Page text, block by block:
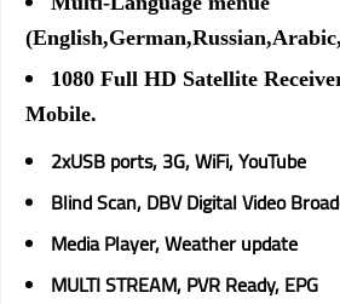
1080 Full HD Satellite
Mobile.
2xUSB ports, 3G, WiFi, YouTube
Blind Scan, DBV Digital Video
Media Player, Weather update
MULTI STREAM, PVR Ready, EPG